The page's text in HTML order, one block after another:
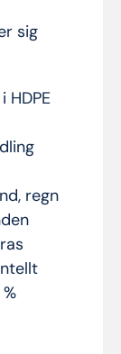
sig
HDPE
regn